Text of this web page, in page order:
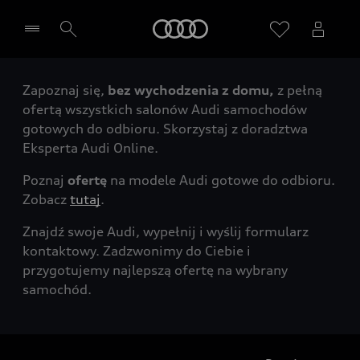
Wybierz Twojego Partnera Audi
Zapoznaj się, bez wychodzenia z domu, z pełną
ofertą wszystkich salonów Audi samochodów
gotowych do odbioru. Skorzystaj z doradztwa
Eksperta Audi Online.
Poznaj ofertę na modele Audi gotowe do odbioru.
Zobacz tutaj.
Znajdź swoje Audi, wypełnij i wyślij formularz
kontaktowy. Zadzwonimy do Ciebie i
przygotujemy najlepszą ofertę na wybrany
samochód.